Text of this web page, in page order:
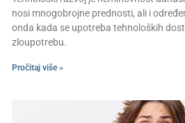
nosi mnogobrojne prednosti, ali i
onda kada se upotreba tehnoloških
zloupotrebu.
Pročitaj više »